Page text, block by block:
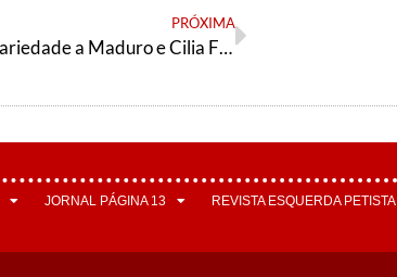
PRÓXIMA
Cartas de solidariedade a Maduro e Cilia Flores
JORNAL PÁGINA 13 REVISTA ESQUERDA PETISTA